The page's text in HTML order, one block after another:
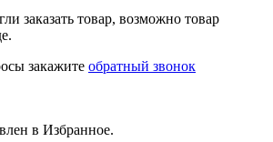
заказать товар, возможно товар
закажите обратный звонок
в Избранное.